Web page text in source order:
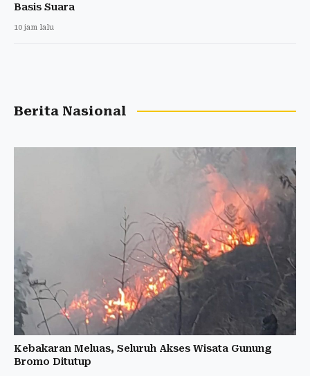
Basis Suara
10 jam lalu
Berita Nasional
Kebakaran Meluas, Seluruh Akses Wisata Gunung
Bromo Ditutup